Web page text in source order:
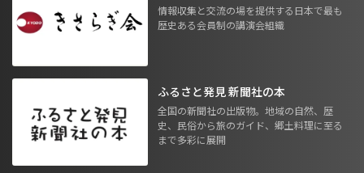
情報収集と交流の場を提供する日本で最も
歴史ある会員制の講演会組織
ふるさと発見 新聞社の本
全国の新聞社の出版物。地域の自然、歴
史、民俗から旅のガイド、郷土料理に至る
まで多彩に展開